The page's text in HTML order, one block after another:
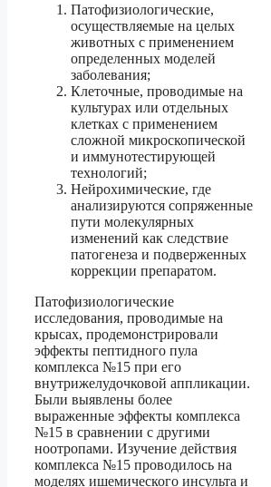
Патофизиологические,
осуществляемые на целых
животных с применением
определенных моделей
заболевания;
Клеточные, проводимые на
культурах или отдельных
клетках с применением
сложной микроскопической
и иммунотестирующей
технологий;
Нейрохимические, где
анализируются сопряженные
пути молекулярных
изменений как следствие
патогенеза и подверженных
коррекции препаратом.
Патофизиологические
исследования, проводимые на
крысах, продемонстрировали
эффекты пептидного пула
комплекса №15 при его
внутрижелудочковой аппликации.
Были выявлены более
выраженные эффекты комплекса
№15 в сравнении с другими
ноотропами. Изучение действия
комплекса №15 проводилось на
моделях ишемического инсульта и